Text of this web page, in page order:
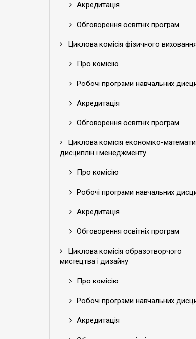
Акредитація
Обговорення освітніх програм
Циклова комісія фізичного виховання
Про комісію
Робочі програми навчальних
Акредитація
Обговорення освітніх програм
Циклова комісія економіко-
дисциплін і менеджменту
Про комісію
Робочі програми навчальних
Акредитація
Обговорення освітніх програм
Циклова комісія образотворчого
мистецтва і дизайну
Про комісію
Робочі програми навчальних
Акредитація